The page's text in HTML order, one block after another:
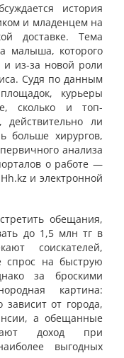
история
и младенцем на
доставке. Тема
малыша, которого
из-за новой роли
Судя по данным
курьеры
сколько и топ-
ли
больше хирургов,
анализа
о работе —
и электронной
обещания,
до 1,5 млн тг в
соискателей,
спрос на быструю
за броскими
картина:
от города,
а обещанные
доход при
выгодных